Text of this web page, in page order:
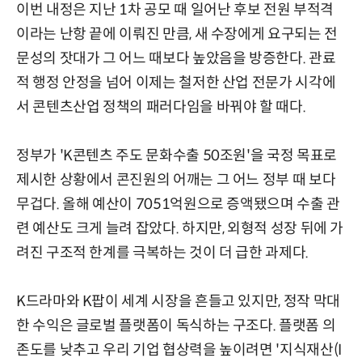
이번 내정은 지난 1차 공모 때 일어난 후보 전원 부적격
이라는 난항 끝에 이뤄진 만큼, 새 수장에게 요구되는 전
문성의 잣대가 그 어느 때보다 높았음을 방증한다. 관료
적 행정 안정을 넘어 이제는 철저한 산업 전문가 시각에
서 콘텐츠산업 정책의 패러다임을 바꿔야 할 때다.
정부가 'K콘텐츠 주도 문화수출 50조원'을 국정 목표로
제시한 상황에서 콘진원의 어깨는 그 어느 정부 때 보다
무겁다. 올해 예산이 7051억원으로 증액됐으며 수출 관
련 예산도 크게 늘려 잡았다. 하지만, 외형적 성장 뒤에 가
려진 구조적 한계를 극복하는 것이 더 급한 과제다.
K드라마와 K팝이 세계 시장을 흔들고 있지만, 정작 막대
한 수익은 글로벌 플랫폼이 독식하는 구조다. 플랫폼 의
존도를 낮추고 우리 기업 협상력을 높이려면 '지식재산(I